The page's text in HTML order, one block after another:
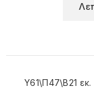
Y61\Π47\Β21 εκ.